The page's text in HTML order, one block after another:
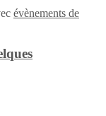
évènements de